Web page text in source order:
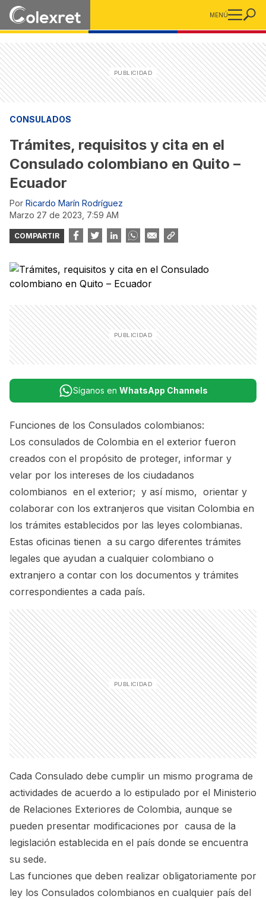
MENÚ
CONSULADOS
Trámites, requisitos y cita en el
Consulado colombiano en Quito –
Ecuador
Por Ricardo Marín Rodríguez
marzo 27 de 2023, 7:59 AM
COMPARTIR
Síganos en WhatsApp Channels
Funciones de los Consulados colombianos:
Los consulados de Colombia en el exterior fueron
creados con el propósito de proteger, informar y
velar por los intereses de los ciudadanos
colombianos en el exterior; y así mismo, orientar y
colaborar con los extranjeros que visitan Colombia en
los trámites establecidos por las leyes colombianas.
Estas oficinas tienen a su cargo diferentes trámites
legales que ayudan a cualquier colombiano o
extranjero a contar con los documentos y trámites
correspondientes a cada país.
Cada Consulado debe cumplir un mismo programa de
actividades de acuerdo a lo estipulado por el Ministerio
de Relaciones Exteriores de Colombia, aunque se
pueden presentar modificaciones por causa de la
legislación establecida en el país donde se encuentra
su sede.
Las funciones que deben realizar obligatoriamente por
ley los Consulados colombianos en cualquier país del